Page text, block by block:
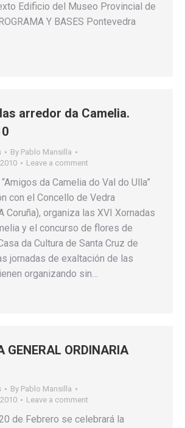
Edificio del Museo Provincial de
Y BASES Pontevedra
arredor da Camelia.
By Pablo Mansilla
Leave a comment
da Camelia do Val do Ulla”
con el Concello de Vedra
Coruña), organiza las XVI Xornadas
y el concurso de flores de
da Cultura de Santa Cruz de
jornadas de exaltación de las
organizando sin…
GENERAL ORDINARIA
By Pablo Mansilla
Leave a comment
de Febrero se celebrará la